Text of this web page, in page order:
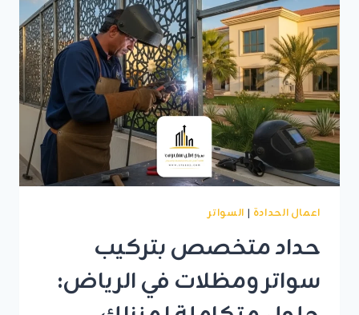
اعمال الحدادة | السواتر
حداد متخصص بتركيب
سواتر ومظلات في الرياض: